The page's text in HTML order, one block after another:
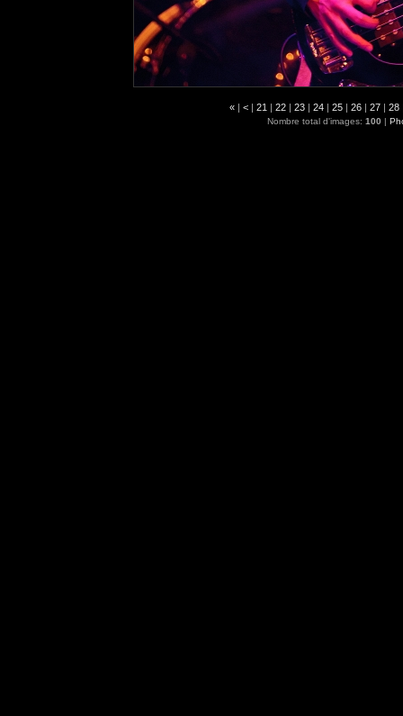
« | < | 21 | 22 | 23 | 24 | 25 | 26 | 27 | 28
Nombre total d'images: 100 |